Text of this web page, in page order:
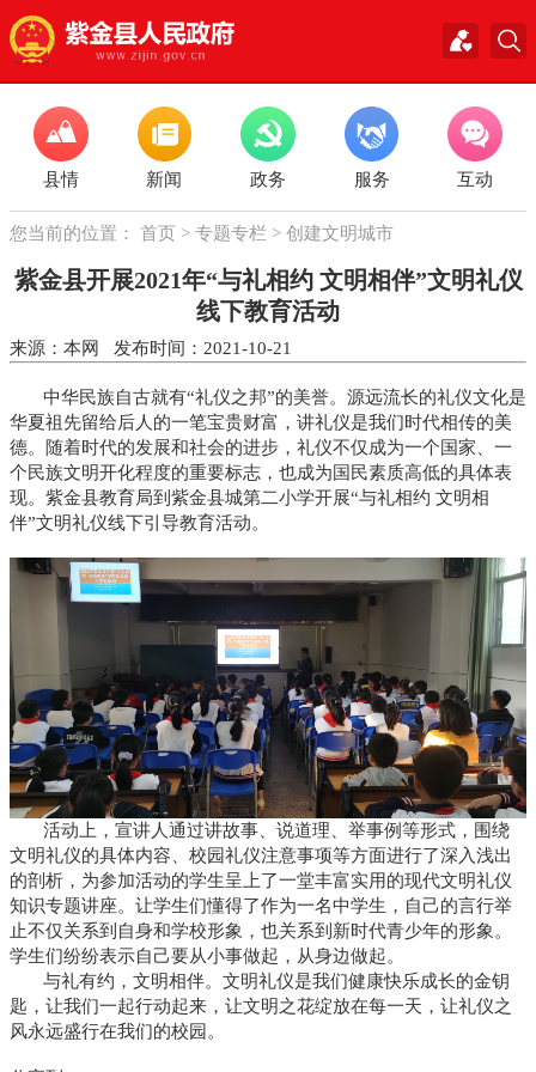
县情 新闻 政务 服务 互动
您当前的位置： 首页 > 专题专栏 > 创建文明城市
紫金县开展2021年“与礼相约 文明相伴”文明礼仪
线下教育活动
来源：本网 发布时间：2021-10-21
中华民族自古就有“礼仪之邦”的美誉。源远流长的礼仪文化是
华夏祖先留给后人的一笔宝贵财富，讲礼仪是我们时代相传的美
德。随着时代的发展和社会的进步，礼仪不仅成为一个国家、一
个民族文明开化程度的重要标志，也成为国民素质高低的具体表
现。紫金县教育局到紫金县城第二小学开展“与礼相约 文明相
伴”文明礼仪线下引导教育活动。
活动上，宣讲人通过讲故事、说道理、举事例等形式，围绕
文明礼仪的具体内容、校园礼仪注意事项等方面进行了深入浅出
的剖析，为参加活动的学生呈上了一堂丰富实用的现代文明礼仪
知识专题讲座。让学生们懂得了作为一名中学生，自己的言行举
止不仅关系到自身和学校形象，也关系到新时代青少年的形象。
学生们纷纷表示自己要从小事做起，从身边做起。
与礼有约，文明相伴。文明礼仪是我们健康快乐成长的金钥
匙，让我们一起行动起来，让文明之花绽放在每一天，让礼仪之
风永远盛行在我们的校园。